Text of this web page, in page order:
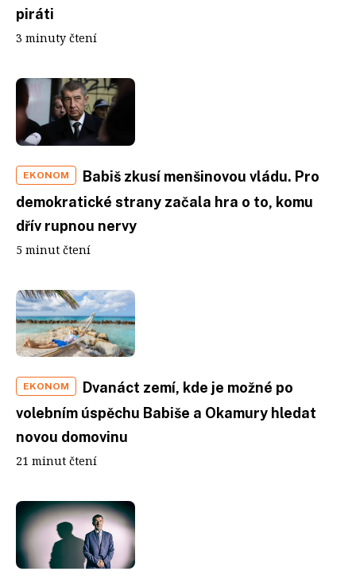
piráti
3 minuty čtení
EKONOM
Babiš zkusí menšinovou vládu. Pro
demokratické strany začala hra o to, komu
dřív rupnou nervy
5 minut čtení
EKONOM
Dvanáct zemí, kde je možné po
volebním úspěchu Babiše a Okamury hledat
novou domovinu
21 minut čtení